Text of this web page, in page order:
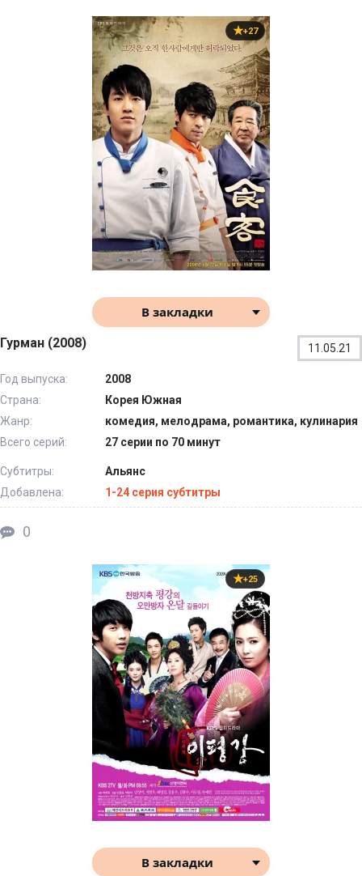
+27
В закладки
Гурман (2008) 11.05.21
Год выпуска:
2008
Страна:
Корея Южная
Жанр:
комедия, мелодрама, романтика, кулинария
Всего серий:
27 серии по 70 минут
Субтитры:
Альянс
Добавлена:
1-24 серия субтитры
0
+25
В закладки